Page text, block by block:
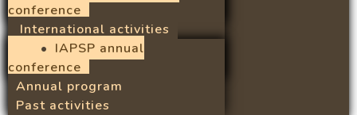
conference
International activities
IAPSP annual
conference
Annual program
Past activities